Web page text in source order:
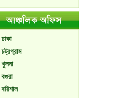
ঢাকা
চট্রগ্রাম
খুলনা
বগুরা
বরিশাল